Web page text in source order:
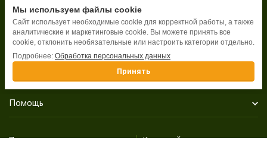
Каталог
Помощь
Политика персональных данных Карта сайта
Мы используем файлы cookie
Сайт использует необходимые cookie для корректной работы, а также
аналитические и маркетинговые cookie. Вы можете принять все
cookie, отклонить необязательные или настроить категории отдельно.
Подробнее: Обработка персональных данных
Принять